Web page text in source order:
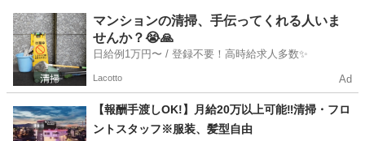
福岡 北九州市 その他
マンションの清掃、手伝ってくれる人いま
せんか？😭🙏
日給例1万円〜 / 登録不要！高時給求人多数✨
Lacotto Ad
【報酬手渡しOK!】月給20万以上可能‼︎清掃・フロ
ントスタッフ※服装、髪型自由